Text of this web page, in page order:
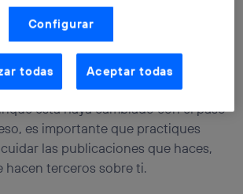
cosas caen en el olvido. Con el
es fácilrecuperar información de
esta haya cambiado con el paso
es importante que practiques
las publicaciones que haces,
hacen terceros sobre ti.
S.A., utilizamos la tecnología Utiq para
acciones de marketing digital o análisis
en este aviso de consentimiento)
en nuestra(s) web(s)
cuando utilizas una conexión a
, proporcionada por una de las
participantes, y otorgas tu
está diseñada con la privacidad como
elección y control.
un identificador cifrado creado por tu
, utilizando tu dirección IP y otra
Configurar
todas Aceptar todas